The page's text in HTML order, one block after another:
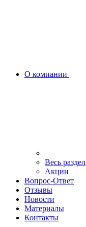
О компании
Весь раздел
Акции
Вопрос-Ответ
Отзывы
Новости
Материалы
Контакты